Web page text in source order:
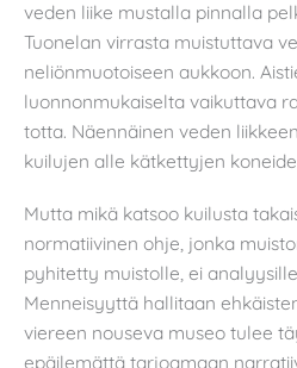
veden liike mustalla pinnalla
Tuonelan virrasta muistuttava
neliönmuotoiseen aukkoon.
luonnonmukaiselta vaikuttava
totta. Näennäinen veden
kuilujen alle kätkettyjen
Mutta mikä katsoo kuilusta
normatiivinen ohje, jonka
pyhitetty muistolle, ei
Menneisyyttä hallitaan
viereen nouseva museo tulee
epäilemättä tarjoamaan